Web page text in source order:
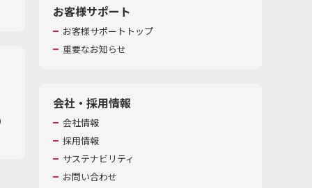
お客様サポート
お客様サポートトップ
重要なお知らせ
会社・採用情報
会社情報
採用情報
サステナビリティ
お問い合わせ